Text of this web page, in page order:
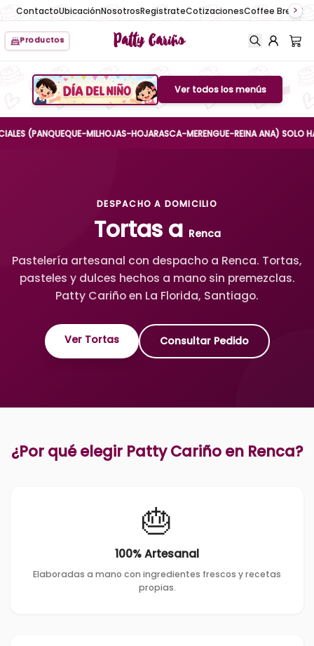
ContactoUbicaciónNosotrosRegistrateCotizacionesCoffee Break
Productos Patty Cariño
Boton de menu
Ver todos los menús
(PANQUEQUE-MILHOJAS-HOJARASCA-MERENGUE-REINA ANA) SOLO HASTA
DESPACHO A DOMICILIO
Tortas a Renca
Pastelería artesanal con despacho a Renca. Tortas,
pasteles y dulces hechos a mano sin premezclas.
Patty Cariño en La Florida, Santiago.
Ver Tortas Consultar Pedido
¿Por qué elegir Patty Cariño en Renca?
🎂
100% Artesanal
Elaboradas a mano con ingredientes frescos y recetas
propias.